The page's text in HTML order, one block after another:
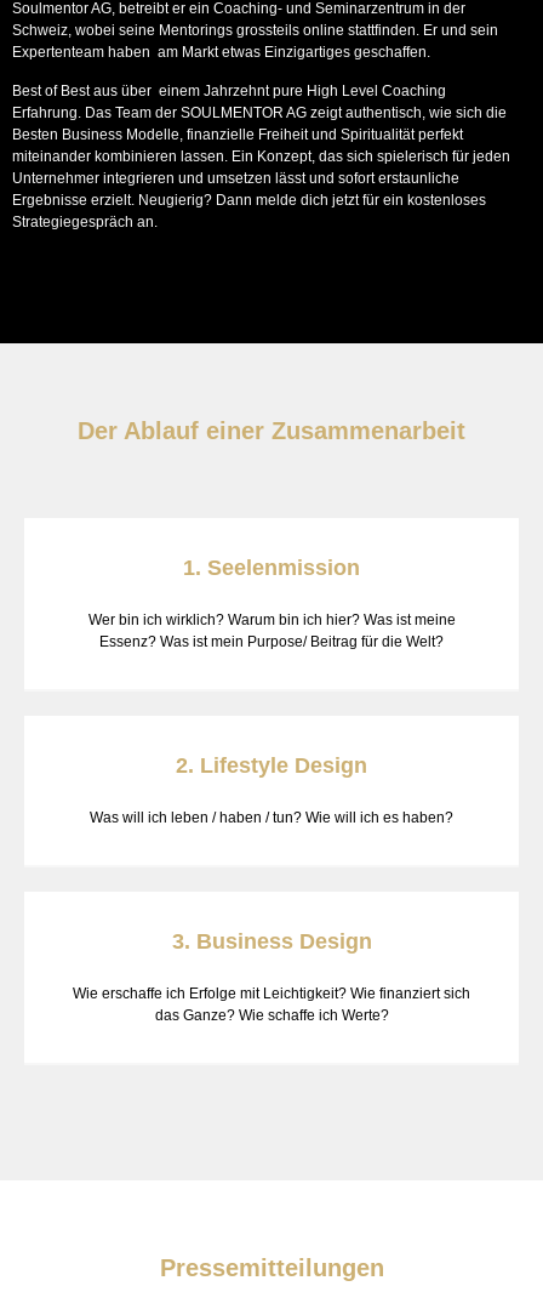
Soulmentor AG, betreibt er ein Coaching- und Seminarzentrum in der
Schweiz, wobei seine Mentorings grossteils online stattfinden. Er und sein
Expertenteam haben am Markt etwas Einzigartiges geschaffen.
Best of Best aus über einem Jahrzehnt pure High Level Coaching
Erfahrung. Das Team der SOULMENTOR AG zeigt authentisch, wie sich die
Besten Business Modelle, finanzielle Freiheit und Spiritualität perfekt
miteinander kombinieren lassen. Ein Konzept, das sich spielerisch für jeden
Unternehmer integrieren und umsetzen lässt und sofort erstaunliche
Ergebnisse erzielt. Neugierig? Dann melde dich jetzt für ein kostenloses
Strategiegespräch an.
Der Ablauf einer Zusammenarbeit
1. Seelenmission
Wer bin ich wirklich? Warum bin ich hier? Was ist meine
Essenz? Was ist mein Purpose/ Beitrag für die Welt?
2. Lifestyle Design
Was will ich leben / haben / tun? Wie will ich es haben?
3. Business Design
Wie erschaffe ich Erfolge mit Leichtigkeit? Wie finanziert sich
das Ganze? Wie schaffe ich Werte?
Pressemitteilungen